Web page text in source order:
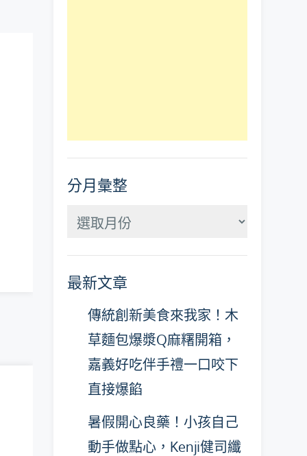
分月彙整
分
整
最新文章
傳統創新美食來我家！木
草麵包爆漿Q麻糬開箱，
嘉義好吃伴手禮一口咬下
直接爆餡
暑假開心良藥！小孩自己
動手做點心，Kenji健司纖